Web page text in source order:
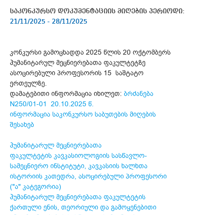
საკონკურსო დოკუმენტაციის მიღების პერიოდი:
21/11/2025 - 28/11/2025
კონკურსი გამოცხადდა 2025 წლის 20 ოქტომბერს
ჰუმანიტარულ მეცნიერებათა ფაკულტეტზე
ასოცირებული პროფესორის 15 საშტატო
ერთეულზე.
დამატებითი ინფორმაცია იხილეთ: ბრძანება
N250/01-01 20.10.2025 წ.
ინფორმაცია საკონკურსო საბუთების მიღების
შესახებ
ჰუმანიტარულ მეცნიერებათა
ფაკულტეტის კავკასიოლოგიის სასწავლო-
სამეცნიერო ინსტიტუტი, კავკასიის ხალხთა
ისტორიის კათედრა, ასოცირებული პროფესორი
("ა" კატეგორია)
ჰუმანიტარულ მეცნიერებათა ფაკულტეტის
ქართული ენის, თეორიული და გამოყენებითი